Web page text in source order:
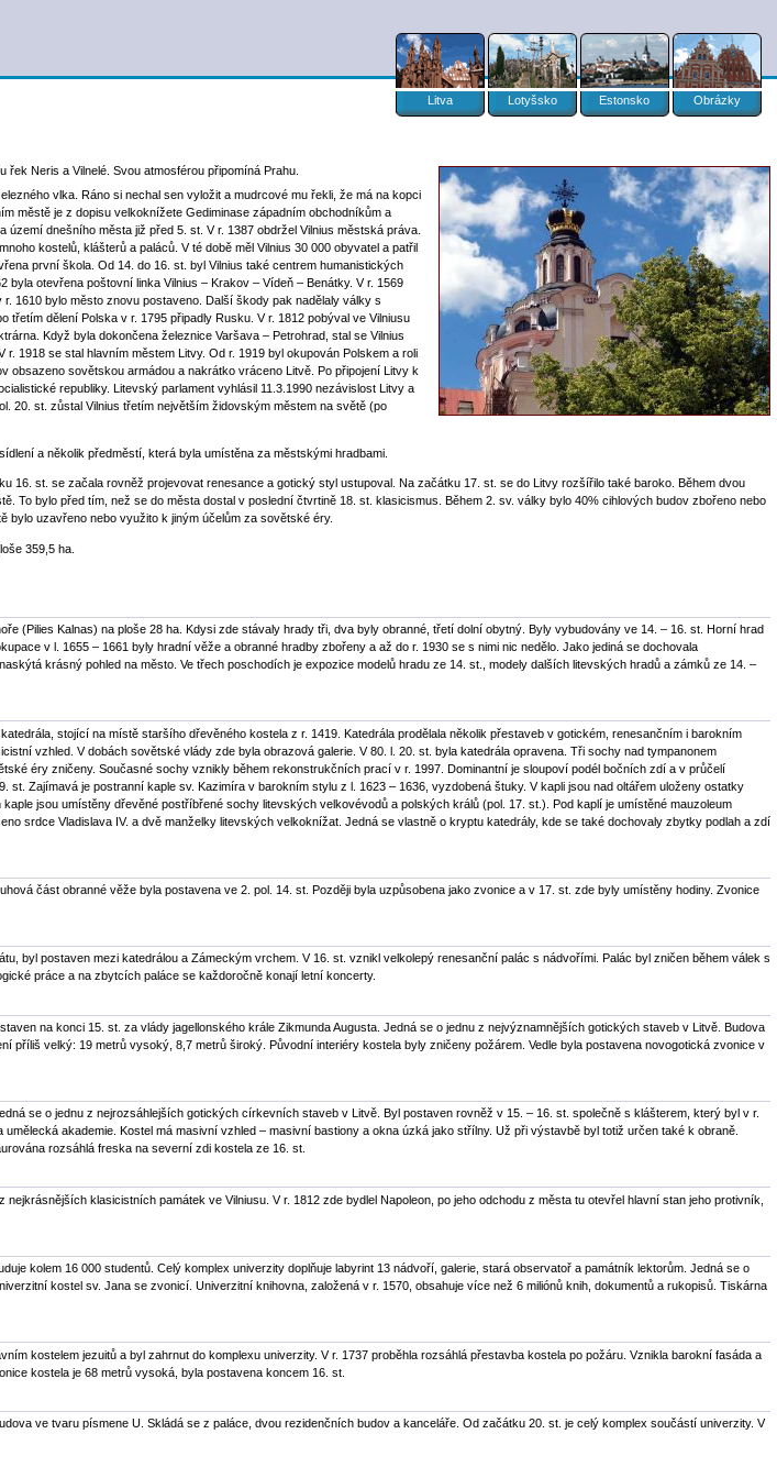
Litva Lotyšsko Estonsko Obrázky
Neris a Vilnelé. Svou atmosférou připomíná Prahu.
vlka. Ráno si nechal sen vyložit a mudrcové mu řekli, že má na kopci
městě je z dopisu velkoknížete Gediminase západním obchodníkům a
dnešního města již před 5. st. V r. 1387 obdržel Vilnius městská práva.
kostelů, klášterů a paláců. V té době měl Vilnius 30 000 obyvatel a patřil
první škola. Od 14. do 16. st. byl Vilnius také centrem humanistických
otevřena poštovní linka Vilnius – Krakov – Vídeň – Benátky. V r. 1569
1610 bylo město znovu postaveno. Další škody pak nadělaly války s
dělení Polska v r. 1795 připadly Rusku. V r. 1812 pobýval ve Vilniusu
Když byla dokončena železnice Varšava – Petrohrad, stal se Vilnius
1918 se stal hlavním městem Litvy. Od r. 1919 byl okupován Polskem a roli
obsazeno sovětskou armádou a nakrátko vráceno Litvě. Po připojení Litvy k
republiky. Litevský parlament vyhlásil 11.3.1990 nezávislost Litvy a
20. st. zůstal Vilnius třetím největším židovským městem na světě (po
a několik předměstí, která byla umístěna za městskými hradbami.
16. st. se začala rovněž projevovat renesance a gotický styl ustupoval. Na začátku 17. st. se do Litvy rozšířilo také baroko. Během dvou
To bylo před tím, než se do města dostal v poslední čtvrtině 18. st. klasicismus. Během 2. sv. války bylo 40% cihlových budov zbořeno nebo
bylo uzavřeno nebo využito k jiným účelům za sovětské éry.
359,5 ha.
(Pilies Kalnas) na ploše 28 ha. Kdysi zde stávaly hrady tři, dva byly obranné, třetí dolní obytný. Byly vybudovány ve 14. – 16. st. Horní hrad
v l. 1655 – 1661 byly hradní věže a obranné hradby zbořeny a až do r. 1930 se s nimi nic nedělo. Jako jediná se dochovala
krásný pohled na město. Ve třech poschodích je expozice modelů hradu ze 14. st., modely dalších litevských hradů a zámků ze 14. –
stojící na místě staršího dřevěného kostela z r. 1419. Katedrála prodělala několik přestaveb v gotickém, renesančním i barokním
vzhled. V dobách sovětské vlády zde byla obrazová galerie. V 80. l. 20. st. byla katedrála opravena. Tři sochy nad tympanonem
éry zničeny. Současné sochy vznikly během rekonstrukčních prací v r. 1997. Dominantní je sloupoví podél bočních zdí a v průčelí
Zajímavá je postranní kaple sv. Kazimíra v barokním stylu z l. 1623 – 1636, vyzdobená štuky. V kapli jsou nad oltářem uloženy ostatky
jsou umístěny dřevěné postříbřené sochy litevských velkovévodů a polských králů (pol. 17. st.). Pod kaplí je umístěné mauzoleum
srdce Vladislava IV. a dvě manželky litevských velkoknížat. Jedná se vlastně o kryptu katedrály, kde se také dochovaly zbytky podlah a zdí
část obranné věže byla postavena ve 2. pol. 14. st. Později byla uzpůsobena jako zvonice a v 17. st. zde byly umístěny hodiny. Zvonice
byl postaven mezi katedrálou a Zámeckým vrchem. V 16. st. vznikl velkolepý renesanční palác s nádvořími. Palác byl zničen během válek s
práce a na zbytcích paláce se každoročně konají letní koncerty.
na konci 15. st. za vlády jagellonského krále Zikmunda Augusta. Jedná se o jednu z nejvýznamnějších gotických staveb v Litvě. Budova
příliš velký: 19 metrů vysoký, 8,7 metrů široký. Původní interiéry kostela byly zničeny požárem. Vedle byla postavena novogotická zvonice v
se o jednu z nejrozsáhlejších gotických církevních staveb v Litvě. Byl postaven rovněž v 15. – 16. st. společně s klášterem, který byl v r.
akademie. Kostel má masivní vzhled – masivní bastiony a okna úzká jako střílny. Už při výstavbě byl totiž určen také k obraně.
rozsáhlá freska na severní zdi kostela ze 16. st.
klasicistních památek ve Vilniusu. V r. 1812 zde bydlel Napoleon, po jeho odchodu z města tu otevřel hlavní stan jeho protivník,
kolem 16 000 studentů. Celý komplex univerzity doplňuje labyrint 13 nádvoří, galerie, stará observatoř a památník lektorům. Jedná se o
kostel sv. Jana se zvonicí. Univerzitní knihovna, založená v r. 1570, obsahuje více než 6 miliónů knih, dokumentů a rukopisů. Tiskárna
kostelem jezuitů a byl zahrnut do komplexu univerzity. V r. 1737 proběhla rozsáhlá přestavba kostela po požáru. Vznikla barokní fasáda a
kostela je 68 metrů vysoká, byla postavena koncem 16. st.
ve tvaru písmene U. Skládá se z paláce, dvou rezidenčních budov a kanceláře. Od začátku 20. st. je celý komplex součástí univerzity. V